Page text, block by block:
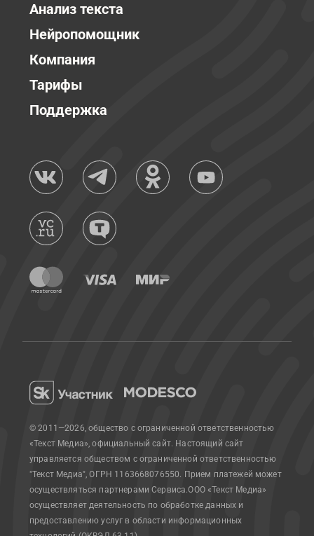
Анализ текста
Нейропомощник
Компания
Тарифы
Поддержка
© 2011—2026, общество с ограниченной ответственностью
«Текст Медиа», официальный сайт. Настоящий сайт
управляется обществом с ограниченной ответственностью
"Текст Медиа", ОГРН 1163668076550. Прием платежей может
осуществляться партнерами Сервиса.ООО «Текст Медиа»
осуществляет деятельность по обработке данных и
предоставлению услуг в области информационных